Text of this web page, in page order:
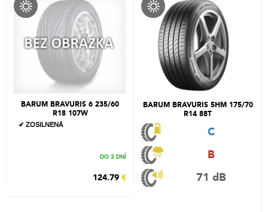
BARUM BRAVURIS 6 235/60
R18 107W
✔ ZOSILNENÁ
DO 3 DNÍ
124.79 €
BARUM BRAVURIS 5HM 175/70
R14 88T
C
B
71 dB